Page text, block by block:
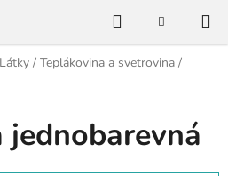
HledatNÁKUPNÍ
Látky / Teplákovina a svetrovina /